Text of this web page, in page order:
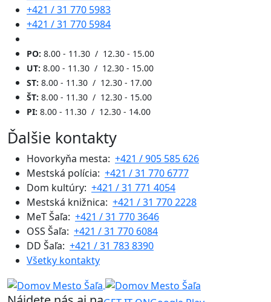
+421 / 31 770 5983
+421 / 31 770 5984
PO: 8.00 - 11.30 / 12.30 - 15.00
UT: 8.00 - 11.30 / 12.30 - 15.00
ST: 8.00 - 11.30 / 12.30 - 17.00
ŠT: 8.00 - 11.30 / 12.30 - 15.00
PI: 8.00 - 11.30 / 12.30 - 14.00
Ďalšie kontakty
Hovorkyňa mesta: +421 / 905 585 626
Mestská polícia: +421 / 31 770 6777
Dom kultúry: +421 / 31 771 4054
Mestská knižnica: +421 / 31 770 2228
MeT Šaľa: +421 / 31 770 3646
OSS Šaľa: +421 / 31 770 6084
DD Šaľa: +421 / 31 783 8390
Všetky kontakty